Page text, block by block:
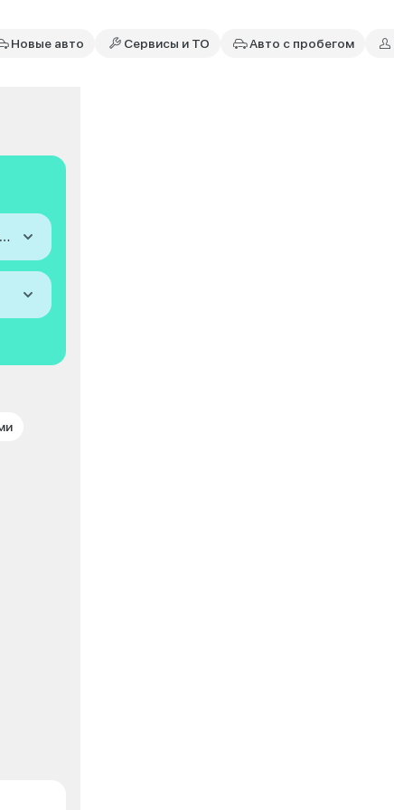
Новые авто Сервисы и ТО Авто с пробегом
Модификация